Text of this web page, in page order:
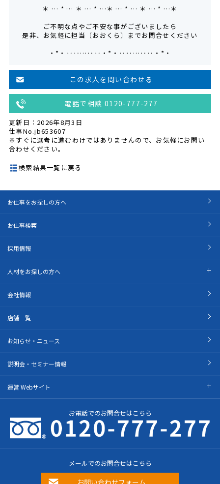
＊ … * … ＊ … * …＊ … * … ＊ … * …＊
ご不明な点やご不安な事がございましたら
是非、お気軽に担当〔おおくら〕までお問合せください
・*・‥‥…‥‥・*・‥‥…‥‥・*・
この求人を問い合わせる
電話で相談 0120-777-277
更新日：2026年8月3日
仕事No.jb653607
※すぐに選考に進むわけではありませんので、お気軽にお問い
合わせください。
検索結果一覧に戻る
お仕事をお探しの方へ
お仕事検索
採用情報
人材をお探しの方へ
会社情報
店舗一覧
お知らせ・ニュース
説明会・セミナー情報
運営 Webサイト
お電話でのお問合せはこちら
メールでのお問合せはこちら
お問い合わせフォーム